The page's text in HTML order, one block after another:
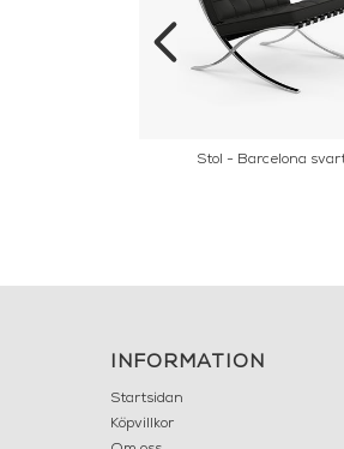
Stol - Barcelona
INFORMATION
Startsidan
Köpvillkor